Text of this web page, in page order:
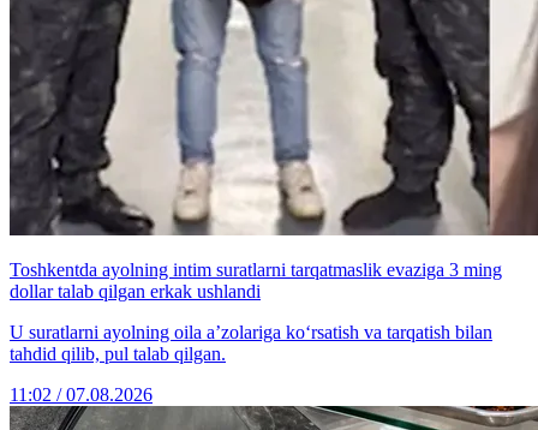
Toshkentda ayolning intim suratlarni tarqatmaslik evaziga 3 ming
dollar talab qilgan erkak ushlandi
U suratlarni ayolning oila a’zolariga ko‘rsatish va tarqatish bilan
tahdid qilib, pul talab qilgan.
11:02 / 07.08.2026